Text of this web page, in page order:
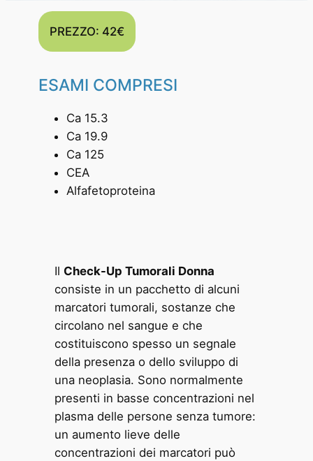
PREZZO: 42€
ESAMI COMPRESI
Ca 15.3
Ca 19.9
Ca 125
CEA
Alfafetoproteina
Il Check-Up Tumorali Donna
consiste in un pacchetto di alcuni
marcatori tumorali, sostanze che
circolano nel sangue e che
costituiscono spesso un segnale
della presenza o dello sviluppo di
una neoplasia. Sono normalmente
presenti in basse concentrazioni nel
plasma delle persone senza tumore:
un aumento lieve delle
concentrazioni dei marcatori può